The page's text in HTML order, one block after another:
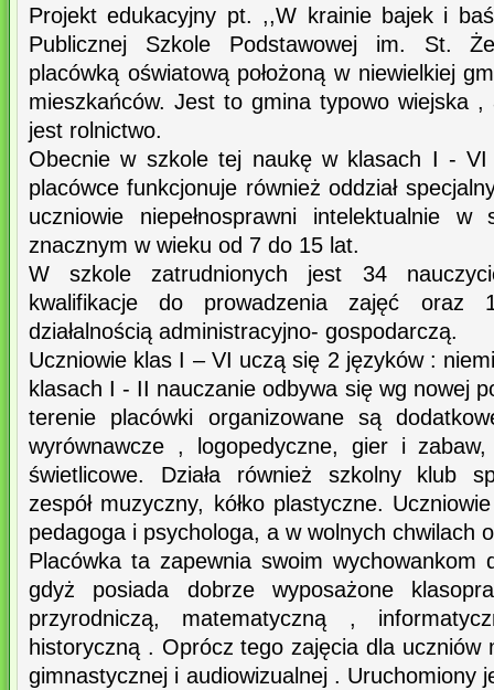
Projekt edukacyjny pt. ,,W krainie bajek i
Publicznej Szkole Podstawowej im. St.
placówką oświatową położoną w niewielkiej
mieszkańców. Jest to gmina typowo wiejska
jest rolnictwo.
Obecnie w szkole tej naukę w klasach I -
placówce funkcjonuje również oddział
uczniowie niepełnosprawni intelektualnie
znacznym w wieku od 7 do 15 lat.
W szkole zatrudnionych jest 34
kwalifikacje do prowadzenia zajęć oraz
działalnością administracyjno- gospodarczą.
Uczniowie klas I – VI uczą się 2 języków :
klasach I - II nauczanie odbywa się wg nowej
terenie placówki organizowane są
wyrównawcze , logopedyczne, gier i
świetlicowe. Działa również szkolny klub
zespół muzyczny, kółko plastyczne.
pedagoga i psychologa, a w wolnych chwilach
Placówka ta zapewnia swoim wychowankom
gdyż posiada dobrze wyposażone
przyrodniczą, matematyczną ,
historyczną . Oprócz tego zajęcia dla uczniów
gimnastycznej i audiowizualnej . Uruchomiony